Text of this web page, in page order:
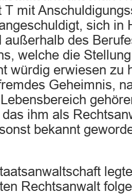
T mit
sich in
außerhalb des
welche die
würdig erwiesen zu
Geheimnis,
ihm als
bekannt
Rechtsanwalt